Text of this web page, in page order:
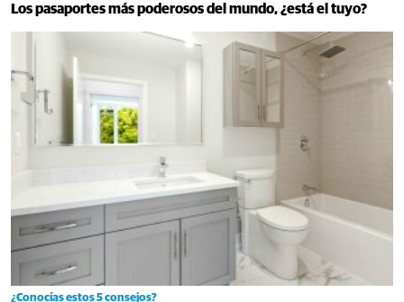
Los pasaportes más poderosos del mundo, ¿está el tuyo?
¿Conocías estos 5 consejos?